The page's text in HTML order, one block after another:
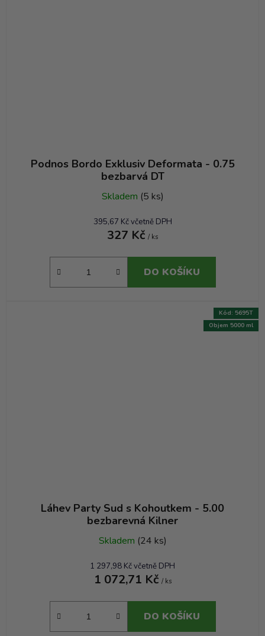
Podnos Bordo Exklusiv Deformata - 0.75
bezbarvá DT
Skladem (5 ks)
395,67 Kč včetně DPH
327 Kč / ks
DO KOŠÍKU
Láhev Party Sud s Kohoutkem - 5.00
bezbarevná Kilner
Skladem (24 ks)
1 297,98 Kč včetně DPH
1 072,71 Kč / ks
DO KOŠÍKU
Objem 5000 ml
Kód: 5695T